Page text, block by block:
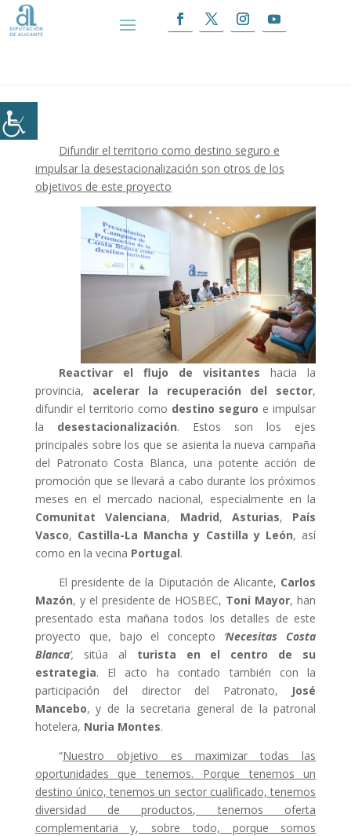
Diputación y HOSBEC lanzan una
campaña extraordinaria para reactivar la llegada
Difundir el territorio como destino seguro e
impulsar la desestacionalización son otros de los
objetivos de este proyecto
Reactivar el flujo de visitantes hacia la
provincia, acelerar la recuperación del sector,
difundir el territorio como destino seguro e impulsar
la desestacionalización. Estos son los ejes
principales sobre los que se asienta la nueva campaña
del Patronato Costa Blanca, una potente acción de
promoción que se llevará a cabo durante los próximos
meses en el mercado nacional, especialmente en la
Comunitat Valenciana, Madrid, Asturias, País
Vasco, Castilla-La Mancha y Castilla y León, así
como en la vecina Portugal.
El presidente de la Diputación de Alicante, Carlos
Mazón, y el presidente de HOSBEC, Toni Mayor, han
presentado esta mañana todos los detalles de este
proyecto que, bajo el concepto ‘Necesitas Costa
Blanca’, sitúa al turista en el centro de su
estrategia. El acto ha contado también con la
participación del director del Patronato, José
Mancebo, y de la secretaria general de la patronal
hotelera, Nuria Montes.
“Nuestro objetivo es maximizar todas las
oportunidades que tenemos. Porque tenemos un
destino único, tenemos un sector cualificado, tenemos
diversidad de productos, tenemos oferta
complementaria y, sobre todo, porque somos